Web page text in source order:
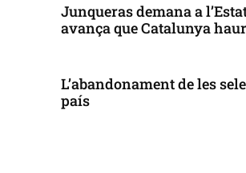
Junqueras demana a
avança que Catalunya
L’abandonament de les
país